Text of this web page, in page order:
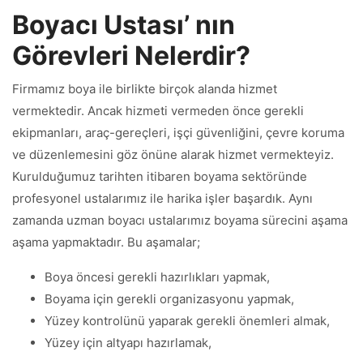
Boyacı Ustası’ nın
Görevleri Nelerdir?
Firmamız boya ile birlikte birçok alanda hizmet
vermektedir. Ancak hizmeti vermeden önce gerekli
ekipmanları, araç-gereçleri, işçi güvenliğini, çevre koruma
ve düzenlemesini göz önüne alarak hizmet vermekteyiz.
Kurulduğumuz tarihten itibaren boyama sektöründe
profesyonel ustalarımız ile harika işler başardık. Aynı
zamanda uzman boyacı ustalarımız boyama sürecini aşama
aşama yapmaktadır. Bu aşamalar;
Boya öncesi gerekli hazırlıkları yapmak,
Boyama için gerekli organizasyonu yapmak,
Yüzey kontrolünü yaparak gerekli önemleri almak,
Yüzey için altyapı hazırlamak,